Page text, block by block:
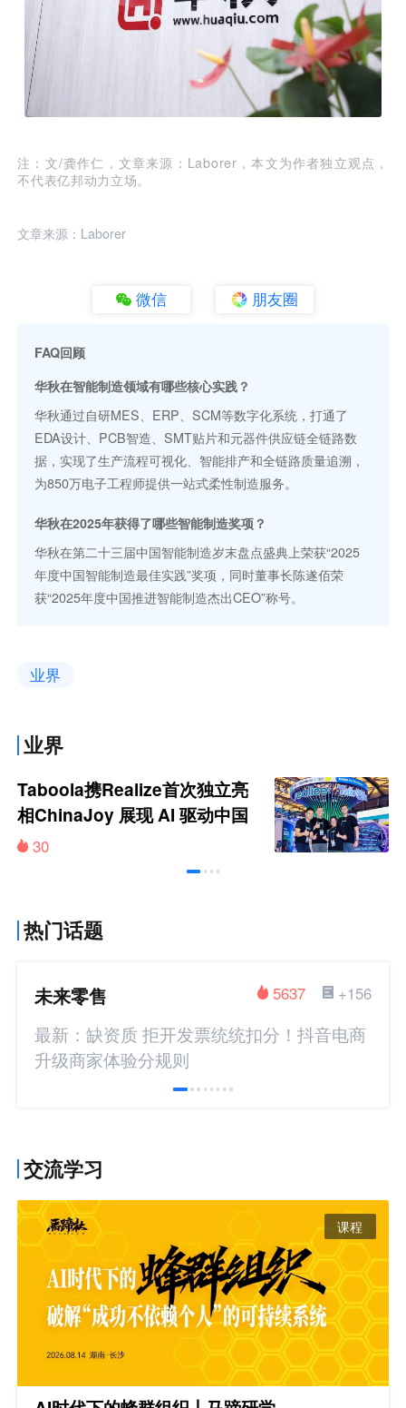
注：文/龚作仁，文章来源：Laborer，本文为作者独立观点，
不代表亿邦动力立场。
文章来源：Laborer
微信 朋友圈
FAQ回顾
华秋在智能制造领域有哪些核心实践？
华秋通过自研MES、ERP、SCM等数字化系统，打通了
EDA设计、PCB智造、SMT贴片和元器件供应链全链路数
据，实现了生产流程可视化、智能排产和全链路质量追溯，
为850万电子工程师提供一站式柔性制造服务。
华秋在2025年获得了哪些智能制造奖项？
华秋在第二十三届中国智能制造岁末盘点盛典上荣获“2025
年度中国智能制造最佳实践”奖项，同时董事长陈遂佰荣
获“2025年度中国推进智能制造杰出CEO”称号。
业界
业界
Taboola携Realize首次独立亮
相ChinaJoy 展现 AI 驱动中国
品牌全球增长新图景
30
热门话题
未来零售 +156
5637
最新：缺资质 拒开发票统统扣分！抖音电商
升级商家体验分规则
交流学习
课程